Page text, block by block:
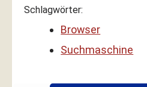
Schlagwörter:
Browser
Suchmaschine